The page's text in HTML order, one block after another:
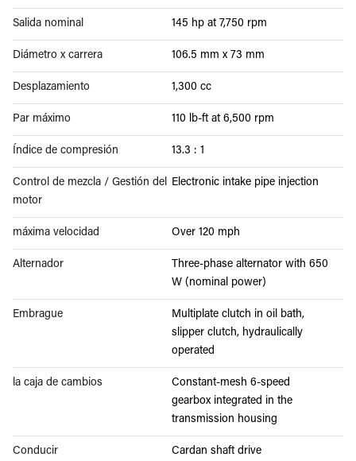
Salida nominal 145 hp at 7,750 rpm
Diámetro x carrera 106.5 mm x 73 mm
Desplazamiento 1,300 cc
Par máximo 110 lb-ft at 6,500 rpm
Índice de compresión 13.3 : 1
Control de mezcla / Gestión del
motor
Electronic intake pipe injection
máxima velocidad Over 120 mph
Alternador
Three-phase alternator with 650
W (nominal power)
Embrague
Multiplate clutch in oil bath,
slipper clutch, hydraulically
operated
la caja de cambios
Constant-mesh 6-speed
gearbox integrated in the
transmission housing
Conducir Cardan shaft drive